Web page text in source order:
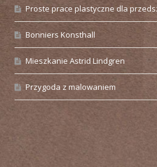
Proste prace plastyczne dla
Bonniers Konsthall
Mieszkanie Astrid Lindgren
Przygoda z malowaniem